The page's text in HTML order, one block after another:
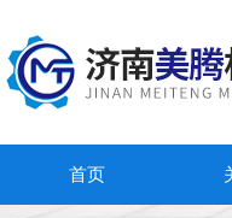
首页